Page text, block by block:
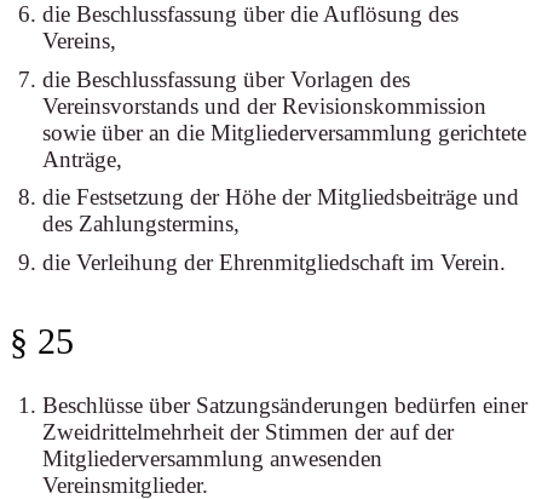
die Beschlussfassung über die Auflösung des
Vereins,
die Beschlussfassung über Vorlagen des
Vereinsvorstands und der Revisionskommission
sowie über an die Mitgliederversammlung gerichtete
Anträge,
die Festsetzung der Höhe der Mitgliedsbeiträge und
des Zahlungstermins,
die Verleihung der Ehrenmitgliedschaft im Verein.
§ 25
Beschlüsse über Satzungsänderungen bedürfen einer
Zweidrittelmehrheit der Stimmen der auf der
Mitgliederversammlung anwesenden
Vereinsmitglieder.